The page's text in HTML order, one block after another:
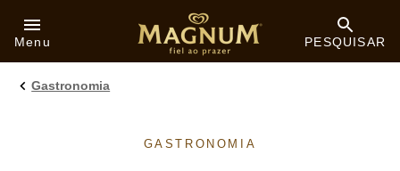
Skip to:
Menu PESQUISAR
Gastronomia
GASTRONOMIA